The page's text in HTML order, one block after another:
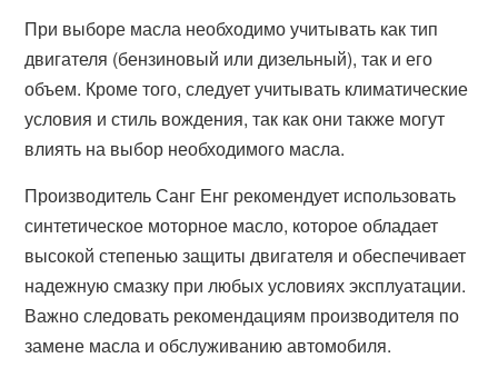
При выборе масла необходимо учитывать как тип
двигателя (бензиновый или дизельный), так и его
объем. Кроме того, следует учитывать климатические
условия и стиль вождения, так как они также могут
влиять на выбор необходимого масла.
Производитель Санг Енг рекомендует использовать
синтетическое моторное масло, которое обладает
высокой степенью защиты двигателя и обеспечивает
надежную смазку при любых условиях эксплуатации.
Важно следовать рекомендациям производителя по
замене масла и обслуживанию автомобиля.